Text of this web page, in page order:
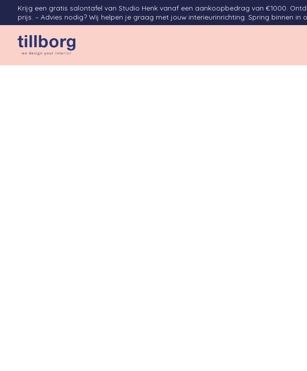
Krijg een gratis salontafel van Studio Henk vanaf een aankoopbedrag van €1000.
prijs. – Advies nodig? Wij helpen je graag met jouw interieurinrichting. Spring binnen in